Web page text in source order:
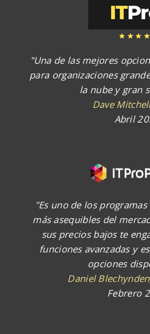
"Una de las mejores
para organizaciones
la nube y gran
Dave
Abril
"Es uno de los
más asequibles del
sus precios bajos te
funciones avanzadas y
opciones
Daniel
Febrero